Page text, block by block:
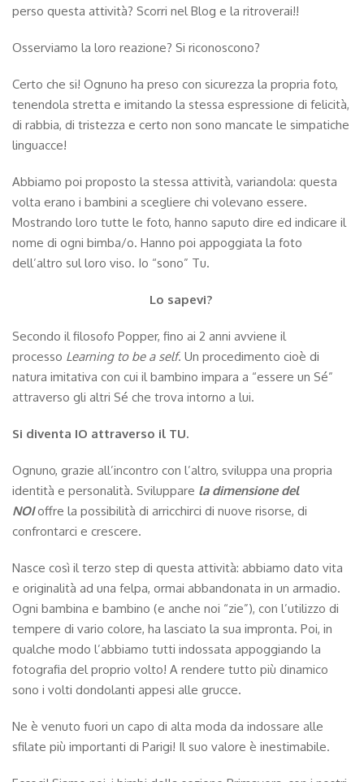
perso questa attività? Scorri nel Blog e la ritroverai!!
Osserviamo la loro reazione? Si riconoscono?
Certo che si! Ognuno ha preso con sicurezza la propria foto,
tenendola stretta e imitando la stessa espressione di felicità,
di rabbia, di tristezza e certo non sono mancate le simpatiche
linguacce!
Abbiamo poi proposto la stessa attività, variandola: questa
volta erano i bambini a scegliere chi volevano essere.
Mostrando loro tutte le foto, hanno saputo dire ed indicare il
nome di ogni bimba/o. Hanno poi appoggiata la foto
dell’altro sul loro viso. Io “sono” Tu.
Lo sapevi?
Secondo il filosofo Popper, fino ai 2 anni avviene il
processo Learning to be a self. Un procedimento cioè di
natura imitativa con cui il bambino impara a “essere un Sé”
attraverso gli altri Sé che trova intorno a lui.
Si diventa IO attraverso il TU.
Ognuno, grazie all’incontro con l’altro, sviluppa una propria
identità e personalità. Sviluppare la dimensione del
NOIoffre la possibilità di arricchirci di nuove risorse, di
confrontarci e crescere.
Nasce così il terzo step di questa attività: abbiamo dato vita
e originalità ad una felpa, ormai abbandonata in un armadio.
Ogni bambina e bambino (e anche noi “zie”), con l’utilizzo di
tempere di vario colore, ha lasciato la sua impronta. Poi, in
qualche modo l’abbiamo tutti indossata appoggiando la
fotografia del proprio volto! A rendere tutto più dinamico
sono i volti dondolanti appesi alle grucce.
Ne è venuto fuori un capo di alta moda da indossare alle
sfilate più importanti di Parigi! Il suo valore è inestimabile.